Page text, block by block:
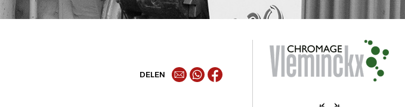
DELEN